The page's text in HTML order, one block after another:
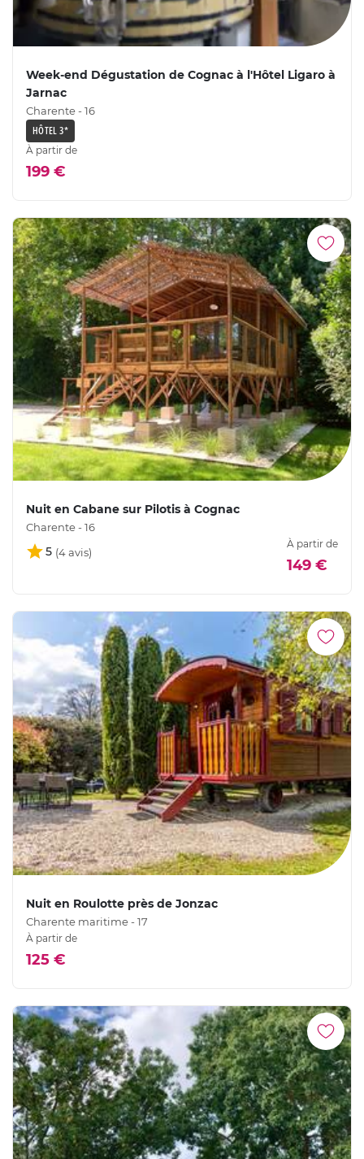
Week-end Dégustation de Cognac à l'Hôtel Ligaro à
Jarnac
Charente - 16
HÔTEL 3*
À partir de
199 €
Nuit en Cabane sur Pilotis à Cognac
Charente - 16
5
À partir de
149 €
Nuit en Roulotte près de Jonzac
Charente maritime - 17
À partir de
125 €